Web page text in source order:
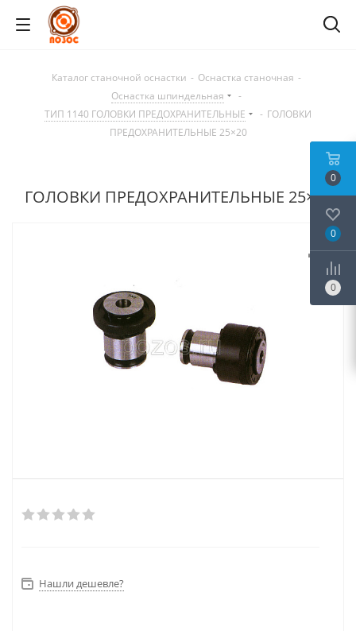
Каталог станочной оснастки - Оснастка станочная -
Оснастка шпиндельная
-
ТИП 1140 ГОЛОВКИ ПРЕДОХРАНИТЕЛЬНЫЕ
- ГОЛОВКИ
ПРЕДОХРАНИТЕЛЬНЫЕ 25×20
ГОЛОВКИ ПРЕДОХРАНИТЕЛЬНЫЕ 25×20
Нашли дешевле?
0
0
0